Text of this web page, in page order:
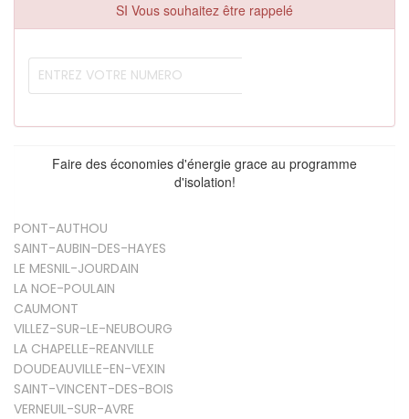
SI Vous souhaitez être rappelé
Faire des économies d'énergie grace au programme
d'isolation!
PONT-AUTHOU
SAINT-AUBIN-DES-HAYES
LE MESNIL-JOURDAIN
LA NOE-POULAIN
CAUMONT
VILLEZ-SUR-LE-NEUBOURG
LA CHAPELLE-REANVILLE
DOUDEAUVILLE-EN-VEXIN
SAINT-VINCENT-DES-BOIS
VERNEUIL-SUR-AVRE